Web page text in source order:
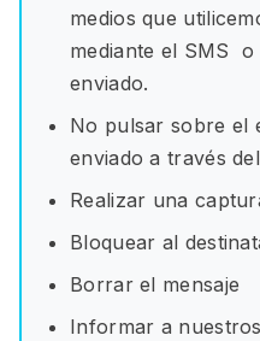
medios que
mediante el SMS o
enviado.
No pulsar sobre el
enviado a través
Realizar una
Bloquear al
Borrar el mensaje
Informar a